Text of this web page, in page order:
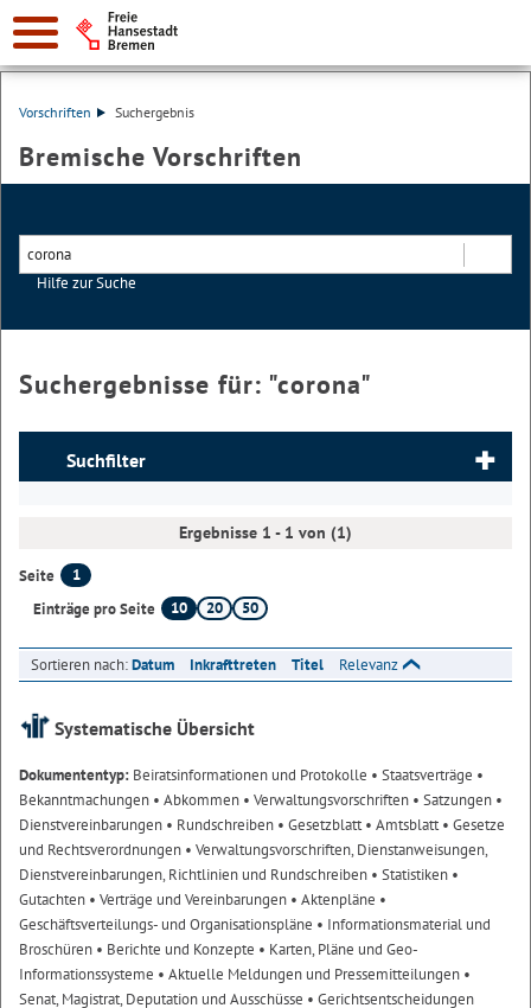
Vorschriften Suchergebnis
Bremische Vorschriften
Hilfe zur Suche
Suchergebnisse für: "corona"
Suchfilter
Ergebnisse 1 - 1 von (1)
Seite
1
Einträge pro Seite
10 20 50
Sortieren nach:Datum Inkrafttreten Titel Relevanz
Systematische Übersicht
Dokumententyp: Beiratsinformationen und Protokolle • Staatsverträge •
Bekanntmachungen • Abkommen • Verwaltungsvorschriften • Satzungen •
Dienstvereinbarungen • Rundschreiben • Gesetzblatt• Amtsblatt• Gesetze
und Rechtsverordnungen • Verwaltungsvorschriften, Dienstanweisungen,
Dienstvereinbarungen, Richtlinien und Rundschreiben • Statistiken •
Gutachten • Verträge und Vereinbarungen • Aktenpläne •
Geschäftsverteilungs- und Organisationspläne • Informationsmaterial und
Broschüren • Berichte und Konzepte • Karten, Pläne und Geo-
Informationssysteme • Aktuelle Meldungen und Pressemitteilungen •
Senat, Magistrat, Deputation und Ausschüsse • Gerichtsentscheidungen